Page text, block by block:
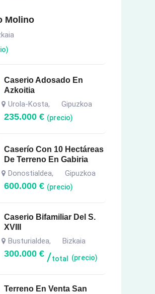
Molino
Caserio Adosado En
Azkoitia
Urola-Kosta, Gipuzkoa
235.000 € (precio)
Caserío Con 10 Hectáreas
De Terreno En Gabiria
Donostialdea, Gipuzkoa
600.000 € (precio)
Caserio Bifamiliar Del S.
XVIII
Busturialdea, Bizkaia
300.000 € total (precio)
Terreno En Venta San